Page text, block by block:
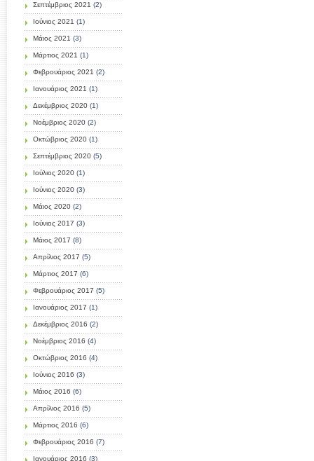
Σεπτέμβριος 2021 (2)
Ιούνιος 2021 (1)
Μάιος 2021 (3)
Μάρτιος 2021 (1)
Φεβρουάριος 2021 (2)
Ιανουάριος 2021 (1)
Δεκέμβριος 2020 (1)
Νοέμβριος 2020 (2)
Οκτώβριος 2020 (1)
Σεπτέμβριος 2020 (5)
Ιούλιος 2020 (1)
Ιούνιος 2020 (3)
Μάιος 2020 (2)
Ιούνιος 2017 (3)
Μάιος 2017 (8)
Απρίλιος 2017 (5)
Μάρτιος 2017 (6)
Φεβρουάριος 2017 (5)
Ιανουάριος 2017 (1)
Δεκέμβριος 2016 (2)
Νοέμβριος 2016 (4)
Οκτώβριος 2016 (4)
Ιούνιος 2016 (3)
Μάιος 2016 (6)
Απρίλιος 2016 (5)
Μάρτιος 2016 (6)
Φεβρουάριος 2016 (7)
Ιανουάριος 2016 (3)